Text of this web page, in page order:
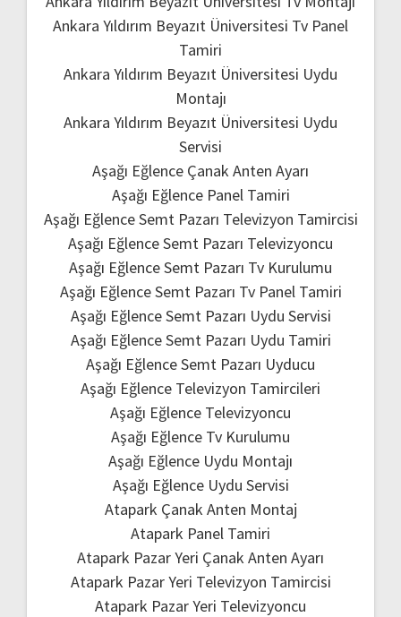
Ankara Yıldırım Beyazıt Üniversitesi Tv Panel
Tamiri
Ankara Yıldırım Beyazıt Üniversitesi Uydu
Montajı
Ankara Yıldırım Beyazıt Üniversitesi Uydu
Servisi
Aşağı Eğlence Çanak Anten Ayarı
Aşağı Eğlence Panel Tamiri
Aşağı Eğlence Semt Pazarı Televizyon Tamircisi
Aşağı Eğlence Semt Pazarı Televizyoncu
Aşağı Eğlence Semt Pazarı Tv Kurulumu
Aşağı Eğlence Semt Pazarı Tv Panel Tamiri
Aşağı Eğlence Semt Pazarı Uydu Servisi
Aşağı Eğlence Semt Pazarı Uydu Tamiri
Aşağı Eğlence Semt Pazarı Uyducu
Aşağı Eğlence Televizyon Tamircileri
Aşağı Eğlence Televizyoncu
Aşağı Eğlence Tv Kurulumu
Aşağı Eğlence Uydu Montajı
Aşağı Eğlence Uydu Servisi
Atapark Çanak Anten Montaj
Atapark Panel Tamiri
Atapark Pazar Yeri Çanak Anten Ayarı
Atapark Pazar Yeri Televizyon Tamircisi
Atapark Pazar Yeri Televizyoncu